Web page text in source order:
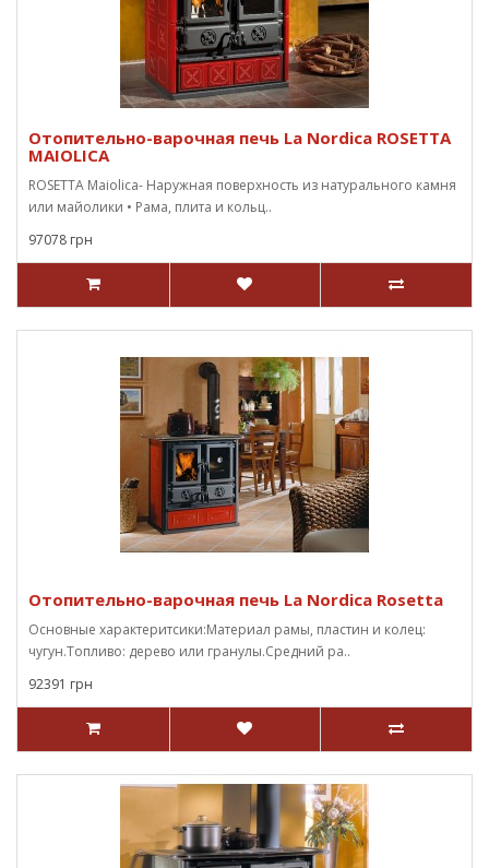
Отопительно-варочная печь La Nordica ROSETTA
MAIOLICA
ROSETTA Maiolica- Наружная поверхность из натурального камня
или майолики • Рама, плита и кольц..
97078 грн
Отопительно-варочная печь La Nordica Rosetta
Основные характеритсики:Материал рамы, пластин и колец:
чугун.Топливо: дерево или гранулы.Средний ра..
92391 грн